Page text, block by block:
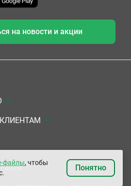
на новости и акции
договора
программы
2026
файлы, чтобы
Понятно